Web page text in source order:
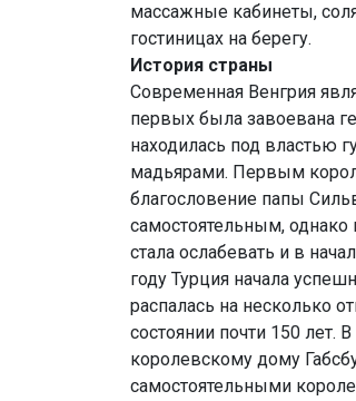
массажные кабинеты,
гостиницах на берегу.
История страны
Современная Венгрия
первых была завоевана
находилась под властью
мадьярами. Первым
благословение папы
самостоятельным, однако
стала ослабевать и в
году Турция начала
распалась на несколько
состоянии почти 150 лет.
королевскому дому
самостоятельными